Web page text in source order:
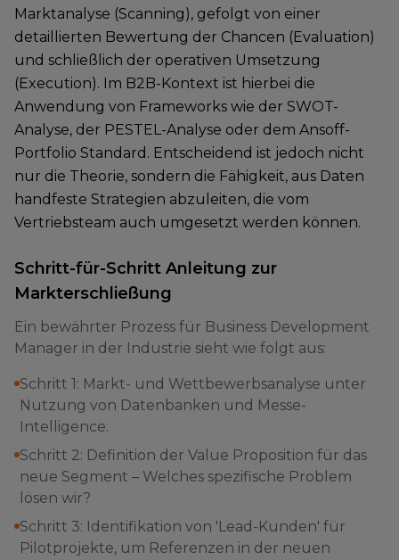
Marktanalyse (Scanning), gefolgt von einer
detaillierten Bewertung der Chancen (Evaluation)
und schließlich der operativen Umsetzung
(Execution). Im B2B-Kontext ist hierbei die
Anwendung von Frameworks wie der SWOT-
Analyse, der PESTEL-Analyse oder dem Ansoff-
Portfolio Standard. Entscheidend ist jedoch nicht
nur die Theorie, sondern die Fähigkeit, aus Daten
handfeste Strategien abzuleiten, die vom
Vertriebsteam auch umgesetzt werden können.
Schritt-für-Schritt Anleitung zur
Markterschließung
Ein bewährter Prozess für Business Development
Manager in der Industrie sieht wie folgt aus:
Schritt 1: Markt- und Wettbewerbsanalyse unter
Nutzung von Datenbanken und Messe-
Intelligence.
Schritt 2: Definition der Value Proposition für das
neue Segment – Welches spezifische Problem
lösen wir?
Schritt 3: Identifikation von 'Lead-Kunden' für
Pilotprojekte, um Referenzen in der neuen